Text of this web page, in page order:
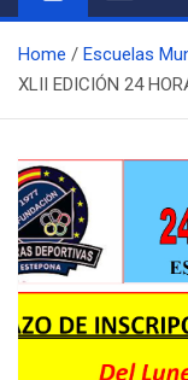
Home
Escuelas
XLII EDICIÓN 24